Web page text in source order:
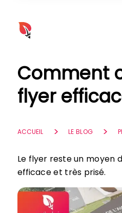
Comment
flyer
ACCUEIL LE BLOG
Le flyer reste un moyen
efficace et très prisé.